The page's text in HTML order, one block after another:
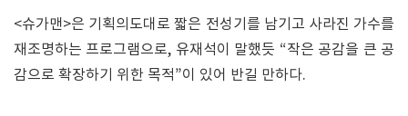
<슈가맨>은 기획의도대로 짧은 전성기를 남기고 사라진 가수를
재조명하는 프로그램으로, 유재석이 말했듯 “작은 공감을 큰 공
감으로 확장하기 위한 목적”이 있어 반길 만하다.